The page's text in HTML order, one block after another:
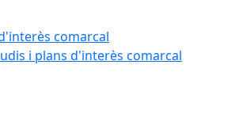
comarcal
i plans d'interès comarcal